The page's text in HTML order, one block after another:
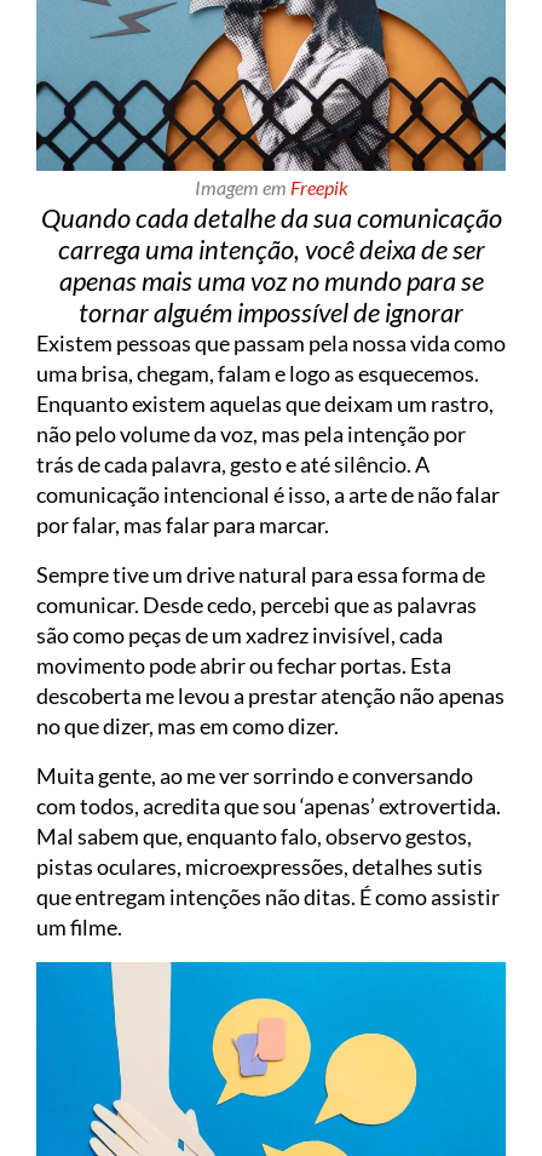
Imagem em Freepik
Quando cada detalhe da sua comunicação
carrega uma intenção, você deixa de ser
apenas mais uma voz no mundo para se
tornar alguém impossível de ignorar
Existem pessoas que passam pela nossa vida como
uma brisa, chegam, falam e logo as esquecemos.
Enquanto existem aquelas que deixam um rastro,
não pelo volume da voz, mas pela intenção por
trás de cada palavra, gesto e até silêncio. A
comunicação intencional é isso, a arte de não falar
por falar, mas falar para marcar.
Sempre tive um drive natural para essa forma de
comunicar. Desde cedo, percebi que as palavras
são como peças de um xadrez invisível, cada
movimento pode abrir ou fechar portas. Esta
descoberta me levou a prestar atenção não apenas
no que dizer, mas em como dizer.
Muita gente, ao me ver sorrindo e conversando
com todos, acredita que sou ‘apenas’ extrovertida.
Mal sabem que, enquanto falo, observo gestos,
pistas oculares, microexpressões, detalhes sutis
que entregam intenções não ditas. É como assistir
um filme.